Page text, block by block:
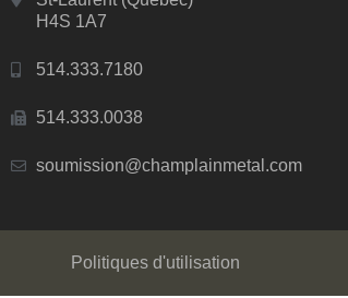
H4S 1A7
514.333.7180
514.333.0038
soumission@champlainmetal.com
Politiques d'utilisation